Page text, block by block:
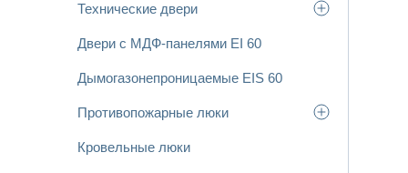
Технические двери
Двери с МДФ-панелями EI 60
Дымогазонепроницаемые EIS 60
Противопожарные люки
Кровельные люки